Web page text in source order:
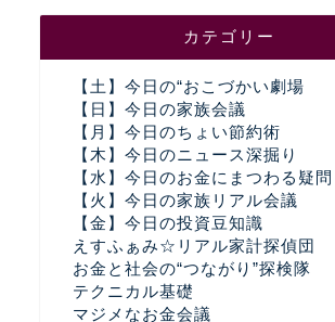
カテゴリー
【土】今日の“おこづかい劇場
【日】今日の家族会議
【月】今日のちょい節約術
【木】今日のニュース深掘り
【水】今日のお金にまつわる疑問
【火】今日の家族リアル会議
【金】今日の投資豆知識
えすふぁみ☆リアル家計探偵団
お金と社会の“つながり”探検隊
テクニカル基礎
マジメなお金会議